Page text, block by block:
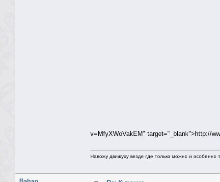
v=MfyXWoVakEM" target="_blank">http://
Навожу движуху везде где только можно и особенно